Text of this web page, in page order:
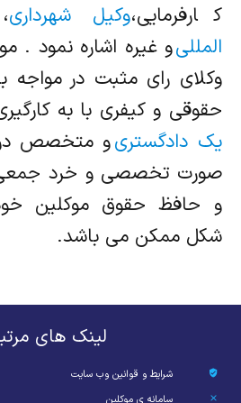
کارفرمایی،وکیل شهرداری،
المللیو غیره اشاره نمود .
وکلای رای مثبت در مواجه
حقوقی و کیفری با به
یک دادگستریو متخصص در
صورت تخصصی و خرد
و حافظ حقوق موکلین
شکل ممکن می باشد.
لینک های
شرایط و قوانین وب سایت
سامانه ی موکلین